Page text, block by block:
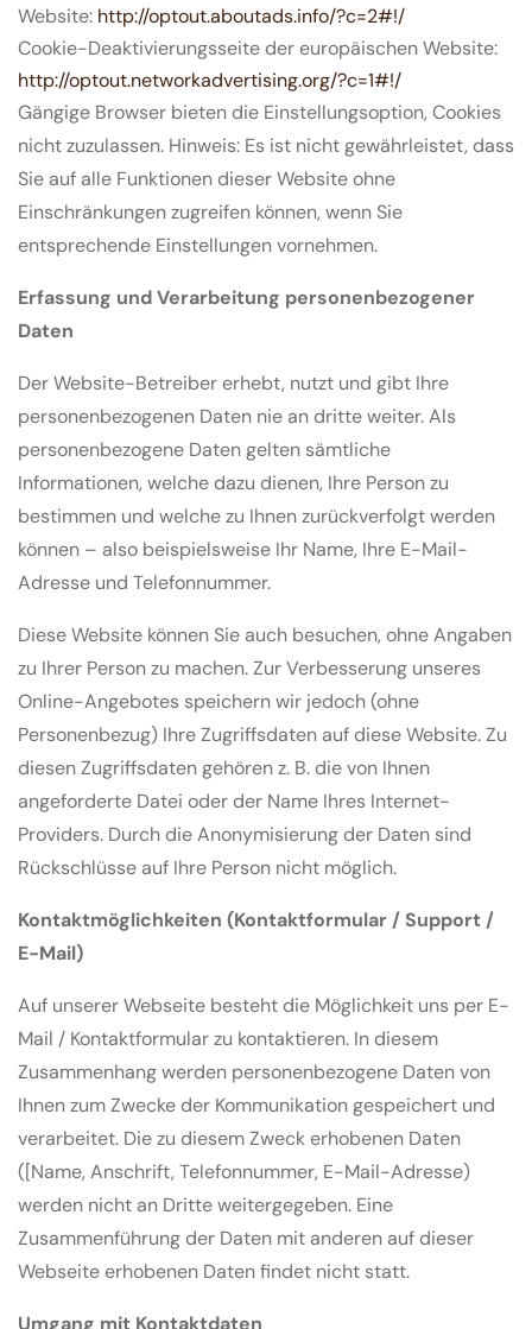
Website: http://optout.aboutads.info/?c=2#!/
Cookie-Deaktivierungsseite der europäischen Website:
http://optout.networkadvertising.org/?c=1#!/
Gängige Browser bieten die Einstellungsoption, Cookies
nicht zuzulassen. Hinweis: Es ist nicht gewährleistet, dass
Sie auf alle Funktionen dieser Website ohne
Einschränkungen zugreifen können, wenn Sie
entsprechende Einstellungen vornehmen.
Erfassung und Verarbeitung personenbezogener
Daten
Der Website-Betreiber erhebt, nutzt und gibt Ihre
personenbezogenen Daten nie an dritte weiter. Als
personenbezogene Daten gelten sämtliche
Informationen, welche dazu dienen, Ihre Person zu
bestimmen und welche zu Ihnen zurückverfolgt werden
können – also beispielsweise Ihr Name, Ihre E-Mail-
Adresse und Telefonnummer.
Diese Website können Sie auch besuchen, ohne Angaben
zu Ihrer Person zu machen. Zur Verbesserung unseres
Online-Angebotes speichern wir jedoch (ohne
Personenbezug) Ihre Zugriffsdaten auf diese Website. Zu
diesen Zugriffsdaten gehören z. B. die von Ihnen
angeforderte Datei oder der Name Ihres Internet-
Providers. Durch die Anonymisierung der Daten sind
Rückschlüsse auf Ihre Person nicht möglich.
Kontaktmöglichkeiten (Kontaktformular / Support /
E-Mail)
Auf unserer Webseite besteht die Möglichkeit uns per E-
Mail / Kontaktformular zu kontaktieren. In diesem
Zusammenhang werden personenbezogene Daten von
Ihnen zum Zwecke der Kommunikation gespeichert und
verarbeitet. Die zu diesem Zweck erhobenen Daten
([Name, Anschrift, Telefonnummer, E-Mail-Adresse)
werden nicht an Dritte weitergegeben. Eine
Zusammenführung der Daten mit anderen auf dieser
Webseite erhobenen Daten findet nicht statt.
Umgang mit Kontaktdaten